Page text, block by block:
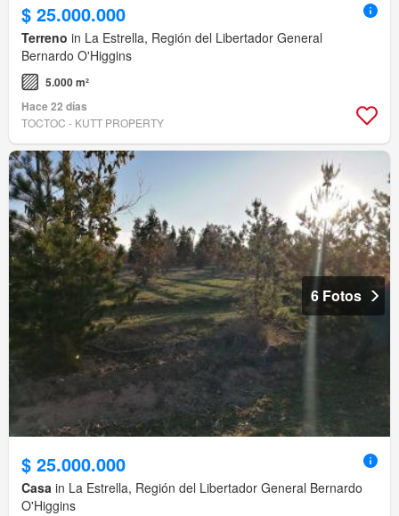
$ 25.000.000
Terreno in La Estrella, Región del Libertador General
Bernardo O'Higgins
5.000 m²
Hace 22 días
TOCTOC - KUTT PROPERTY
6 Fotos
$ 25.000.000
Casa in La Estrella, Región del Libertador General Bernardo
O'Higgins